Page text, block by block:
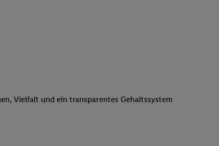
Vielfalt und ein transparentes Gehaltssystem